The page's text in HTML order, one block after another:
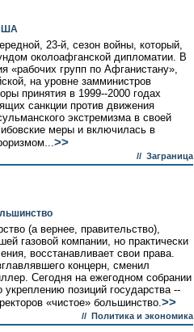
23-й, сезон войны, который,
околоафганской дипломатии. В
«рабочих групп по Афганистану»,
на уровне замминистров
принятия в 1999--2000 годах
санкции против движения
экстремизма в своей
меры и включилась в
>>
// Заграница
(а вернее, правительство),
газовой компании, но практически
восстанавливает свои права.
концерн, сменил
Сегодня на ежегодном собрании
позиций государства --
«чистое» большинство.>>
// Политика и экономика